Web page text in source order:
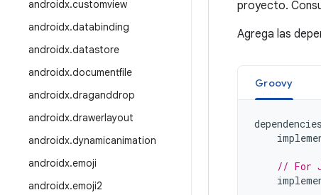
androidx.customview
androidx.databinding
androidx.datastore
androidx.documentfile
androidx.draganddrop
androidx.drawerlayout
androidx.dynamicanimation
androidx.emoji
androidx.emoji2
proyecto.
Agrega las
Groovy
dependencies
// For